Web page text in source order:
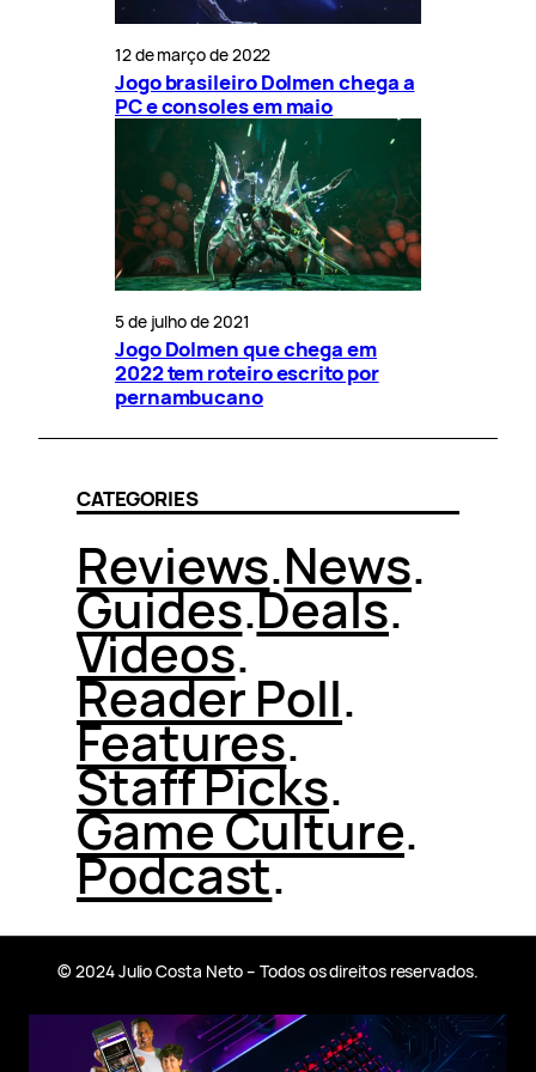
12 de março de 2022
Jogo brasileiro Dolmen chega a
PC e consoles em maio
5 de julho de 2021
Jogo Dolmen que chega em
2022 tem roteiro escrito por
pernambucano
CATEGORIES
Reviews.News.
Guides.Deals.
Videos.
Reader Poll.
Features.
Staff Picks.
Game Culture.
Podcast.
© 2024 Julio Costa Neto – Todos os direitos reservados.